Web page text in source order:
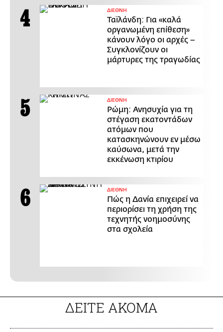
ΔΙΕΘΝΗ
Ταϊλάνδη: Για «καλά
οργανωμένη επίθεση»
κάνουν λόγο οι αρχές –
Συγκλονίζουν οι
μάρτυρες της τραγωδίας
ΔΙΕΘΝΗ
Ρώμη: Ανησυχία για τη
στέγαση εκατοντάδων
ατόμων που
κατασκηνώνουν εν μέσω
καύσωνα, μετά την
εκκένωση κτιρίου
ΔΙΕΘΝΗ
Πώς η Δανία επιχειρεί να
περιορίσει τη χρήση της
τεχνητής νοημοσύνης
στα σχολεία
ΔΕΙΤΕ ΑΚΟΜΑ